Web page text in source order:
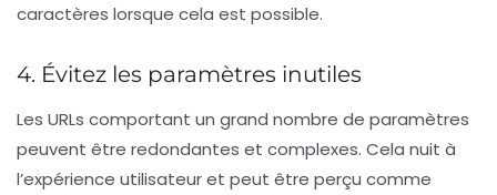
caractères lorsque cela est possible.
4. Évitez les paramètres inutiles
Les URLs comportant un grand nombre de paramètres
peuvent être redondantes et complexes. Cela nuit à
l’expérience utilisateur et peut être perçu comme